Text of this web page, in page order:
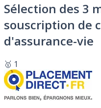
Sélection des 3
souscription de
d'assurance-vie
🥇 1